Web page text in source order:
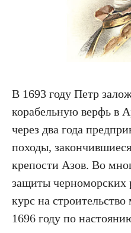
В 1693 году Петр
корабельную верфь в
через два года
походы,
крепости Азов. Во
защиты черноморских
курс на
1696 году по